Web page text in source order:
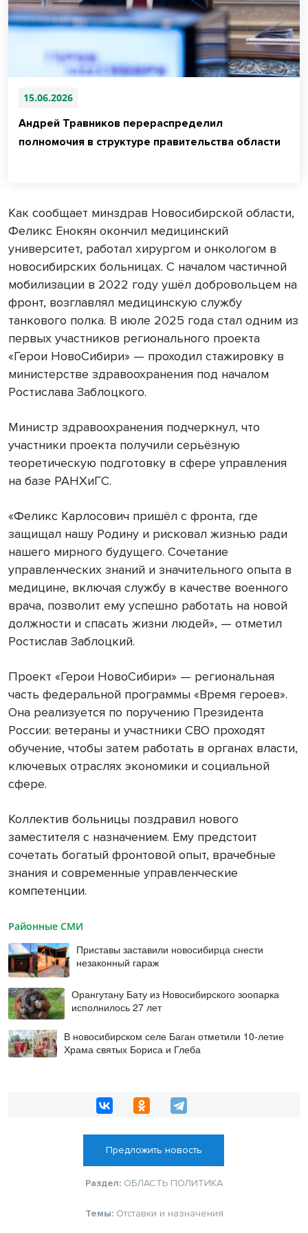
15.06.2026
Андрей Травников перераспределил
полномочия в структуре правительства области
Как сообщает минздрав Новосибирской области,
Феликс Енокян окончил медицинский
университет, работал хирургом и онкологом в
новосибирских больницах. С началом частичной
мобилизации в 2022 году ушёл добровольцем на
фронт, возглавлял медицинскую службу
танкового полка. В июле 2025 года стал одним из
первых участников регионального проекта
«Герои НовоСибири» — проходил стажировку в
министерстве здравоохранения под началом
Ростислава Заблоцкого.
Министр здравоохранения подчеркнул, что
участники проекта получили серьёзную
теоретическую подготовку в сфере управления
на базе РАНХиГС.
«Феликс Карлосович пришёл с фронта, где
защищал нашу Родину и рисковал жизнью ради
нашего мирного будущего. Сочетание
управленческих знаний и значительного опыта в
медицине, включая службу в качестве военного
врача, позволит ему успешно работать на новой
должности и спасать жизни людей», — отметил
Ростислав Заблоцкий.
Проект «Герои НовоСибири» — региональная
часть федеральной программы «Время героев».
Она реализуется по поручению Президента
России: ветераны и участники СВО проходят
обучение, чтобы затем работать в органах власти,
ключевых отраслях экономики и социальной
сфере.
Коллектив больницы поздравил нового
заместителя с назначением. Ему предстоит
сочетать богатый фронтовой опыт, врачебные
знания и современные управленческие
компетенции.
Районные СМИ
Приставы заставили новосибирца снести
незаконный гараж
Орангутану Бату из Новосибирского зоопарка
исполнилось 27 лет
В новосибирском селе Баган отметили 10-летие
Храма святых Бориса и Глеба
Предложить новость
Раздел: ОБЛАСТЬ ПОЛИТИКА
Темы: Отставки и назначения